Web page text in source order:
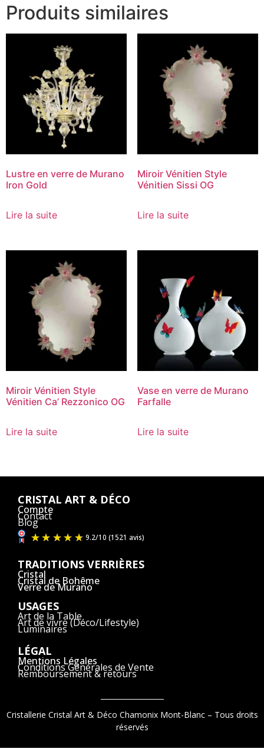
Produits similaires
Lustre en verre de Murano
Iron Gold
Lire la suite
Miroir Vénitien Style
Vénitien Sissi OG
Lire la suite
Miroir Vénitien Style
Vénitien Ca’ Rezzonico OG
Lire la suite
Vase en verre de Murano
Farfalle
Lire la suite
CRISTAL ART & DÉCO
Compte
Contact
Blog
TRADITIONS VERRIÈRES
Cristal
Cristal de Bohême
Verre de Murano
USAGES
Art de la Table
Art de vivre (Déco/Lifestyle)
Luminaires
LÉGAL
Mentions Légales
Conditions Générales de Vente
Remboursement & retours
Cristallerie Cristal Art & Déco Chamonix Mont-Blanc – Tous droits
réservés